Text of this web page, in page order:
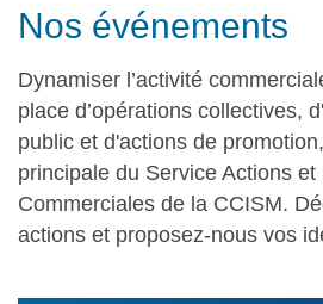
Nos événements
Dynamiser l’activité
place d’opérations collectives,
public et d'actions de
principale du Service Actions et
Commerciales de la CCISM.
actions et proposez-nous vos